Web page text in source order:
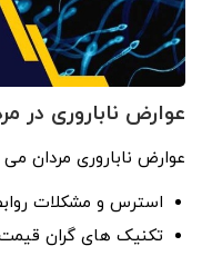
عوارض ناباروری در
عوارض ناباروری مردان
استرس و مشکلات
تکنیک های گران قیمت